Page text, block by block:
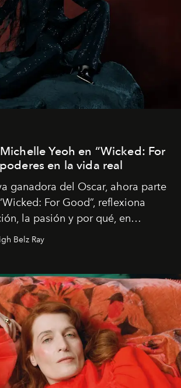
Yeoh en “Wicked: For
en la vida real
ganadora del Oscar, ahora parte
For Good”, reflexiona
la pasión y por qué, en
puede esperar. “Es
entienden’”, confiesa.
Belz Ray